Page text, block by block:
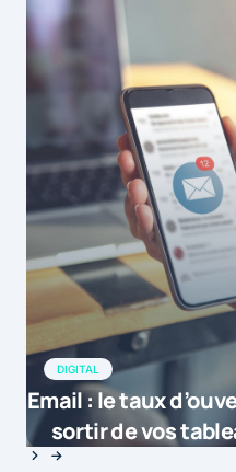
DIGITAL
Email : le taux
sortir de vos